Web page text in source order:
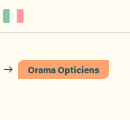
Orama Opticiens